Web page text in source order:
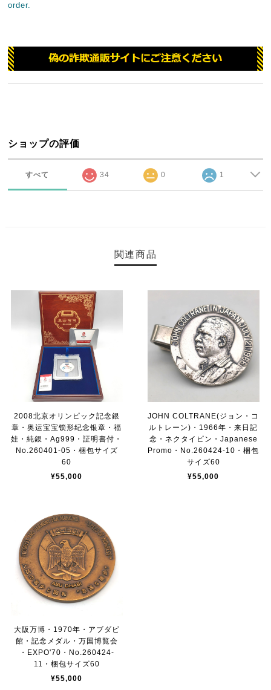
order.
ショップの評価
すべて 34 0 1
関連商品
2008北京オリンピック記念銀
章・奥运宝宝锁形纪念银章・福
娃・純銀・Ag999・証明書付・
No.260401-05・梱包サイズ
60
¥55,000
JOHN COLTRANE(ジョン・コ
ルトレーン)・1966年・来日記
念・ネクタイピン・Japanese
Promo・No.260424-10・梱包
サイズ60
¥55,000
大阪万博・1970年・アブダビ
館・記念メダル・万国博覧会
・EXPO'70・No.260424-
11・梱包サイズ60
¥55,000